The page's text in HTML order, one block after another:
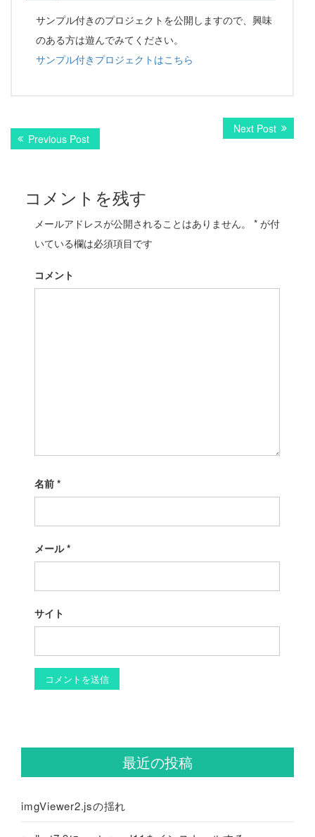
サンプル付きのプロジェクトを公開しますので、興味
のある方は遊んでみてください。
サンプル付きプロジェクトはこちら
投
ナ
ビ
Previous Post
r
u
s
p
Next Post N
e
t
コメントを残す
メールアドレスが公開されることはありません。 * が付
いている欄は必須項目です
コメント
名前 *
メール*
サイト
最近の投稿
imgViewer2.jsの揺れ